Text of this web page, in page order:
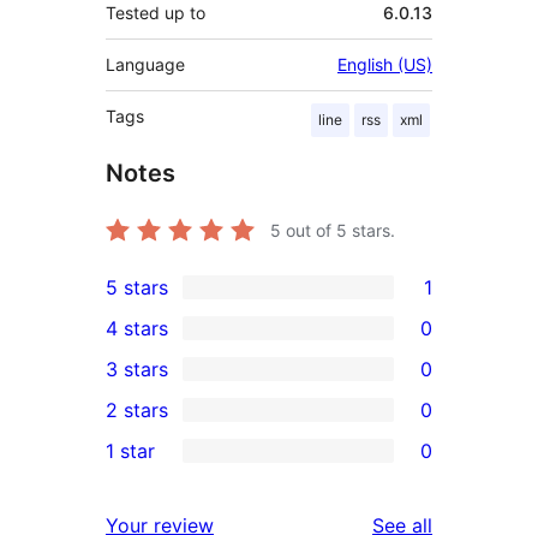
Tested up to 6.0.13
Language English (US)
Tags line rss xml
Notes
5 out of 5 stars.
1
5-
star
review
5 stars 1
4-
star
reviews
4 stars 0
0
3-
star
3 stars 0
2-
2 stars 0
1 star 0
Your review See all